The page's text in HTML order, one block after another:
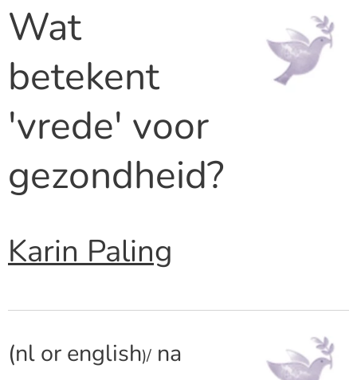
Wat
betekent
'vrede' voor
gezondheid?
Karin Paling
(nl or english)/ na